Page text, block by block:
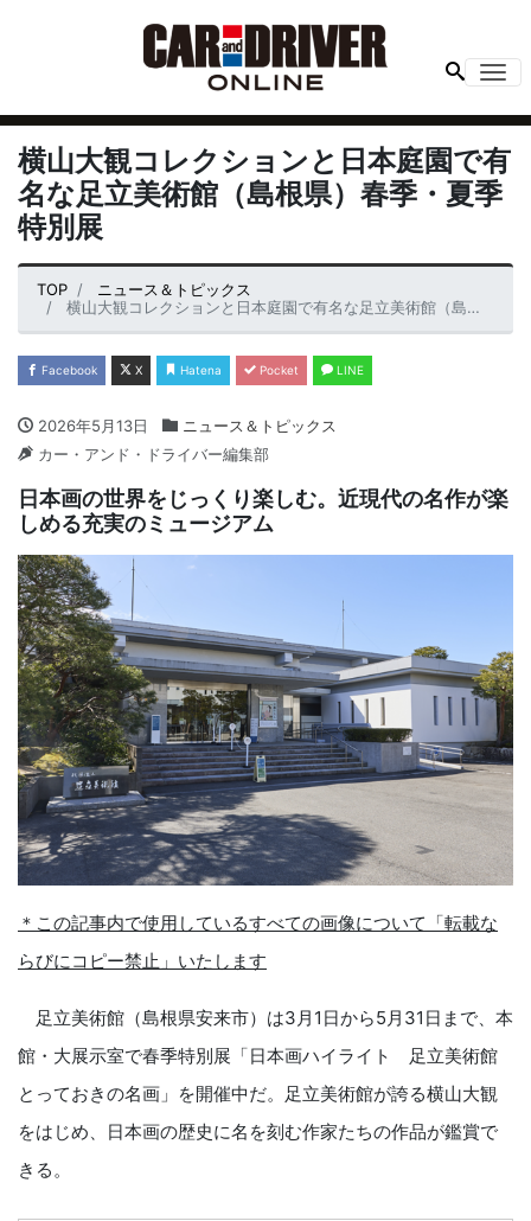
横山大観コレクションと日本庭園で有
名な足立美術館（島根県）春季・夏季
特別展
TOP
ニュース＆トピックス
横山大観コレクションと日本庭園で有名な足立美術館（島根県）春季・夏季特別展
Facebook X Hatena Pocket LINE
2026年5月13日
ニュース＆トピックス
カー・アンド・ドライバー編集部
日本画の世界をじっくり楽しむ。近現代の名作が楽
しめる充実のミュージアム
＊この記事内で使用しているすべての画像について「転載な
らびにコピー禁止」いたします
足立美術館（島根県安来市）は3月1日から5月31日まで、本
館・大展示室で春季特別展「日本画ハイライト 足立美術館
とっておきの名画」を開催中だ。足立美術館が誇る横山大観
をはじめ、日本画の歴史に名を刻む作家たちの作品が鑑賞で
きる。